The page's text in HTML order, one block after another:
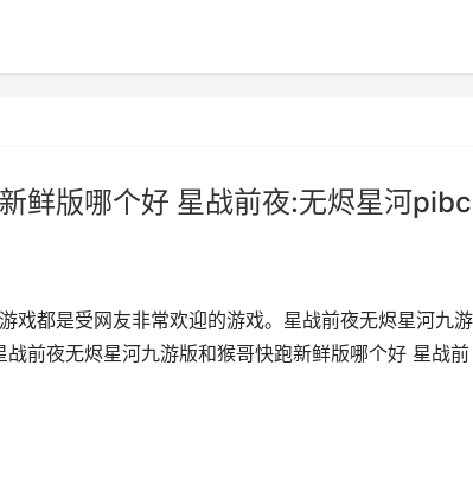
鲜版哪个好 星战前夜:无烬星河pibc
戏都是受网友非常欢迎的游戏。星战前夜无烬星河九
前夜无烬星河九游版和猴哥快跑新鲜版哪个好 星战前